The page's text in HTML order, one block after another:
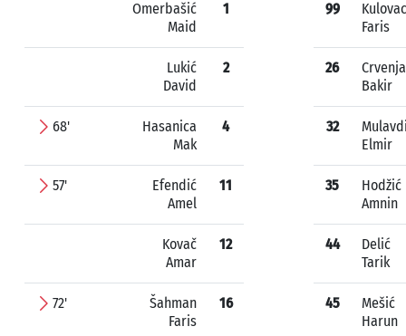
Omerbašić
Maid
1
Lukić
David
2
68'
Hasanica
Mak
4
57'
Efendić
Amel
11
Kovač
Amar
12
72'
Šahman
Faris
16
99
Kulovac
Faris
26
Bakir
32
Elmir
35
Hodžić
Amnin
44
Delić
Tarik
45
Mešić
Harun